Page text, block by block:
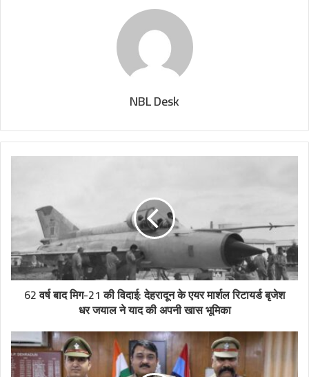
NBL Desk
62 वर्ष बाद मिग-21 की विदाई: देहरादून के एयर मार्शल रिटायर्ड बृजेश
धर जयाल ने याद की अपनी खास भूमिका